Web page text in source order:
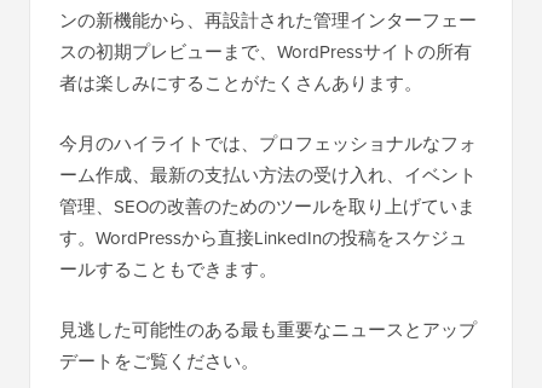
ンの新機能から、再設計された管理インターフェー
スの初期プレビューまで、WordPressサイトの所有
者は楽しみにすることがたくさんあります。
今月のハイライトでは、プロフェッショナルなフォ
ーム作成、最新の支払い方法の受け入れ、イベント
管理、SEOの改善のためのツールを取り上げていま
す。WordPressから直接LinkedInの投稿をスケジュ
ールすることもできます。
見逃した可能性のある最も重要なニュースとアップ
デートをご覧ください。